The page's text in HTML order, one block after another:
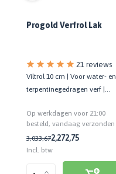
Progold Verfrol Lak
21 reviews
Viltrol 10 cm | Voor water- en
terpentinegedragen verf |
Op werkdagen voor 21:00
besteld, vandaag verzonden
3,033,672,272,75
Incl. btw